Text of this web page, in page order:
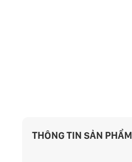
THÔNG TIN SẢN PHẨM